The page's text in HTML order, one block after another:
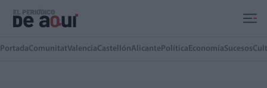
PortadaComunitatValenciaCastellónAlicante Política EconomíaSucesos